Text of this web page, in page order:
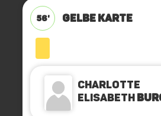
56' GELBE KARTE
Charlotte
Elisabeth